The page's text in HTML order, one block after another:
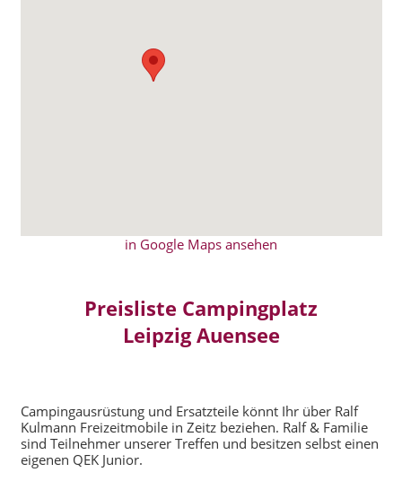
in Google Maps ansehen
Preisliste Campingplatz
Leipzig Auensee
Campingausrüstung und Ersatzteile könnt Ihr über Ralf
Kulmann Freizeitmobile in Zeitz beziehen. Ralf & Familie
sind Teilnehmer unserer Treffen und besitzen selbst einen
eigenen QEK Junior.